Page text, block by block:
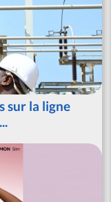
sur la ligne